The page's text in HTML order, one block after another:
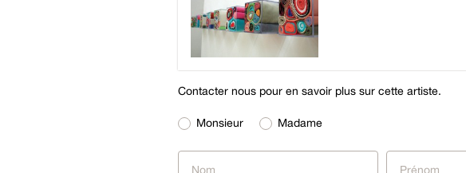
Contacter nous pour en savoir plus sur cette artiste.
Monsieur Madame